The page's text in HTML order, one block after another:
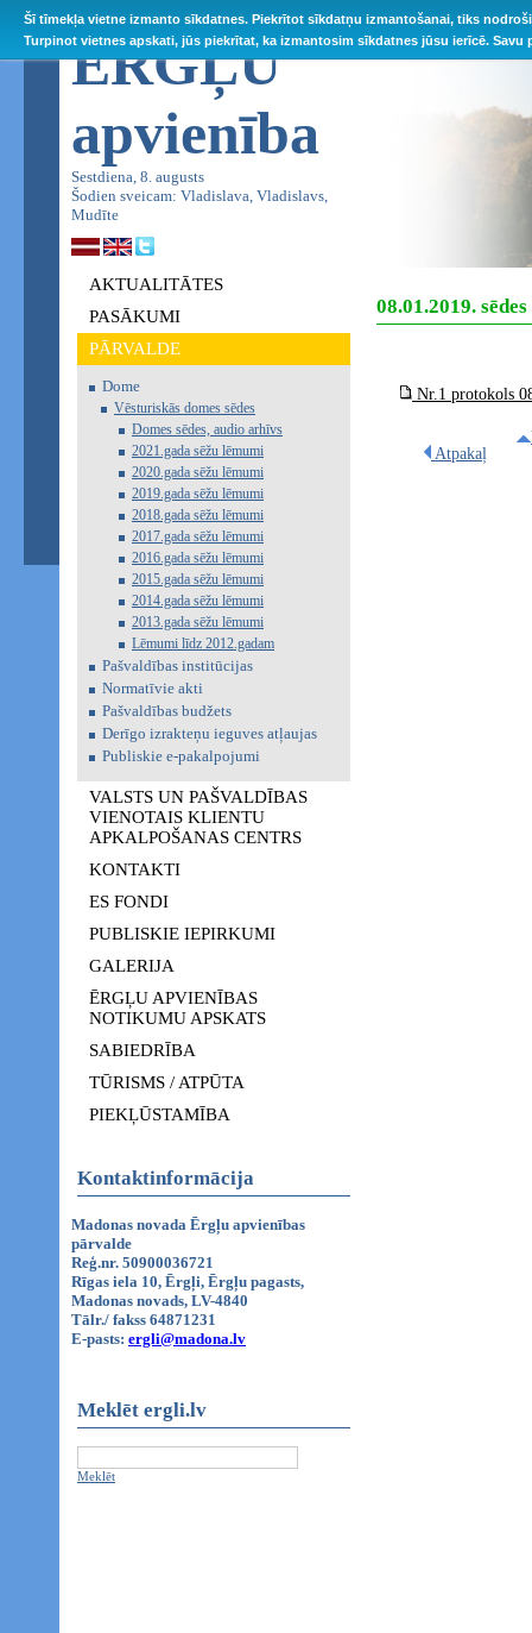
Šī tīmekļa vietne izmanto sīkdatnes. Piekrītot sīkdatņu izmantošanai, tiks
Turpinot vietnes apskati, jūs piekrītat, ka izmantosim sīkdatnes jūsu ierīcē.
ĒRGĻU
apvienība
Sestdiena, 8. augusts
Šodien sveicam: Vladislava, Vladislavs,
Mudīte
AKTUALITĀTES
PASĀKUMI
PĀRVALDE
Dome
Vēsturiskās domes sēdes
Domes sēdes, audio arhīvs
2021.gada sēžu lēmumi
2020.gada sēžu lēmumi
2019.gada sēžu lēmumi
2018.gada sēžu lēmumi
2017.gada sēžu lēmumi
2016.gada sēžu lēmumi
2015.gada sēžu lēmumi
2014.gada sēžu lēmumi
2013.gada sēžu lēmumi
Lēmumi līdz 2012.gadam
Pašvaldības institūcijas
Normatīvie akti
Pašvaldības budžets
Derīgo izrakteņu ieguves atļaujas
Publiskie e-pakalpojumi
VALSTS UN PAŠVALDĪBAS
VIENOTAIS KLIENTU
APKALPOŠANAS CENTRS
KONTAKTI
ES FONDI
PUBLISKIE IEPIRKUMI
GALERIJA
ĒRGĻU APVIENĪBAS
NOTIKUMU APSKATS
SABIEDRĪBA
TŪRISMS / ATPŪTA
PIEKĻŪSTAMĪBA
Kontaktinformācija
Madonas novada Ērgļu apvienības
pārvalde
Reģ.nr. 50900036721
Rīgas iela 10, Ērgļi, Ērgļu pagasts,
Madonas novads, LV-4840
Tālr./ fakss 64871231
E-pasts: ergli@madona.lv
Meklēt ergli.lv
Meklēt
08.01.2019.
Nr.1 protokols
Atpakaļ